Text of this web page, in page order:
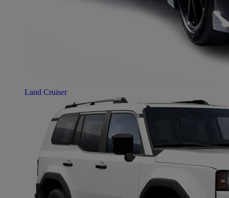
Land Cruiser